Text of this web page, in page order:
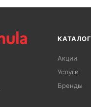
КАТАЛОГ
Акции
Услуги
Бренды